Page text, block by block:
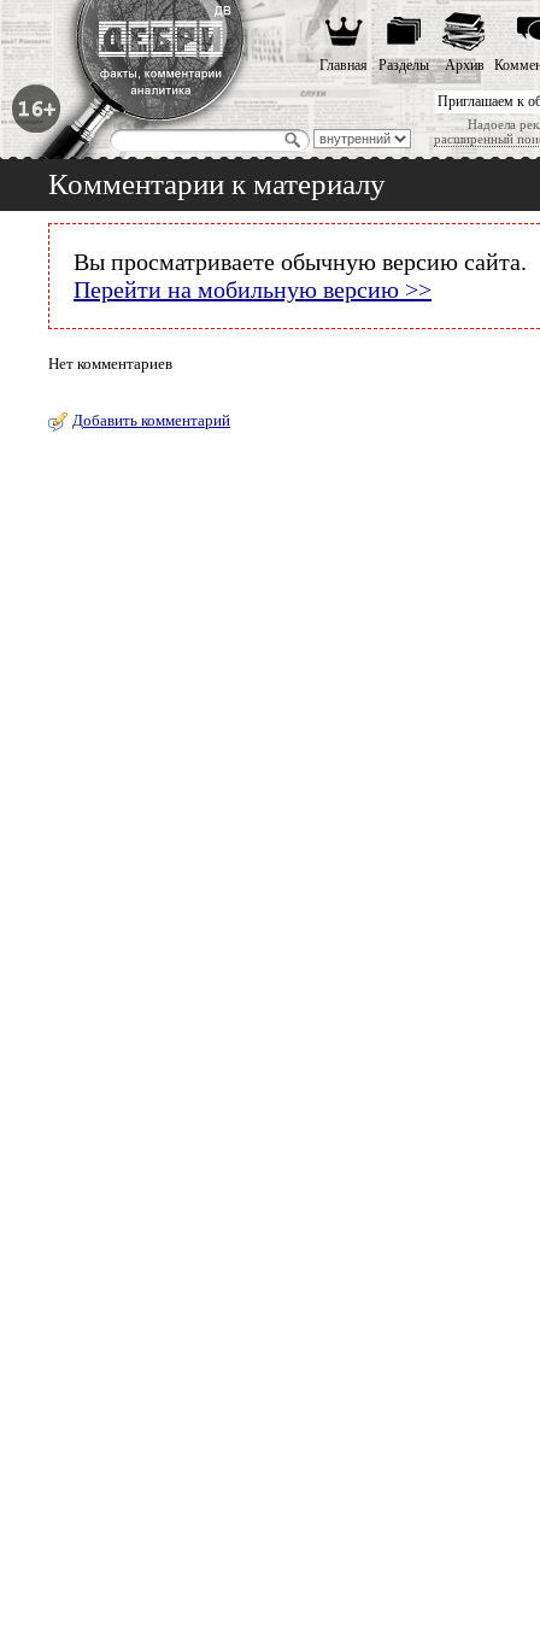
Приглашаем к
Надоела
расширенный
Главная Разделы Архив
Комментарии к материалу
Вы просматриваете обычную версию сайта.
Перейти на мобильную версию >>
Нет комментариев
Добавить комментарий